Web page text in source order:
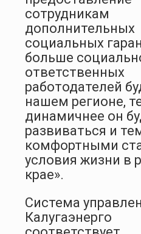
сотрудникам
дополнительных
социальных
больше
ответственных
работодателей
нашем регионе,
динамичнее он
развиваться и
комфортными
условия жизни в
крае».
Система
Калугаэнерго